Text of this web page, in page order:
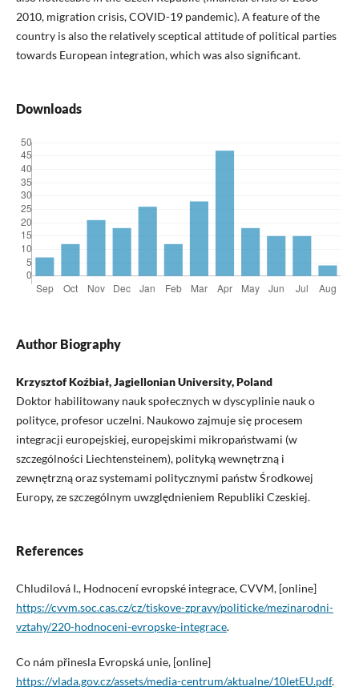
2010, migration crisis, COVID-19 pandemic). A feature of the
country is also the relatively sceptical attitude of political parties
towards European integration, which was also significant.
Downloads
Author Biography
Krzysztof Koźbiał, Jagiellonian University, Poland
Doktor habilitowany nauk społecznych w dyscyplinie nauk o
polityce, profesor uczelni. Naukowo zajmuje się procesem
integracji europejskiej, europejskimi mikropaństwami (w
szczególności Liechtensteinem), polityką wewnętrzną i
zewnętrzną oraz systemami politycznymi państw Środkowej
Europy, ze szczególnym uwzględnieniem Republiki Czeskiej.
References
Chludilová I., Hodnocení evropské integrace, CVVM, [online]
https://cvvm.soc.cas.cz/cz/tiskove-zpravy/politicke/mezinarodni-
vztahy/220-hodnoceni-evropske-integrace.
Co nám přinesla Evropská unie, [online]
https://vlada.gov.cz/assets/media-centrum/aktualne/10letEU.pdf.